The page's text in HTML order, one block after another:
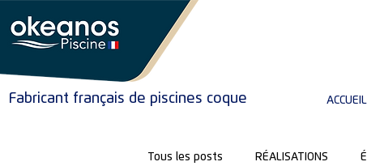
Fabricant français de piscines coque ACCUEIL
Tous les posts RÉALISATIONS